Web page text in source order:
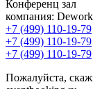
Конференц зал
компания:
+7 (499) 110-19-79
+7 (499) 110-19-79
+7 (499) 110-19-79
Пожалуйста,